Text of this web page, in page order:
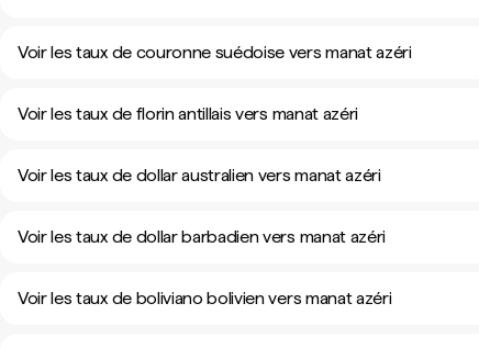
Voir les taux de couronne suédoise vers manat azéri
Voir les taux de florin antillais vers manat azéri
Voir les taux de dollar australien vers manat azéri
Voir les taux de dollar barbadien vers manat azéri
Voir les taux de boliviano bolivien vers manat azéri